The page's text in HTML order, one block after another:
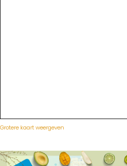
Grotere kaart weergeven